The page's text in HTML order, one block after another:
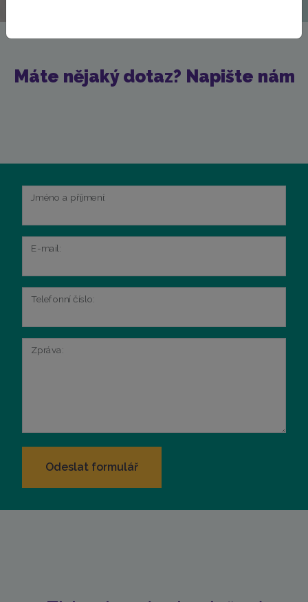
Máte nějaký dotaz? Napište nám
Jméno a příjmení:
E-mail:
Telefonní číslo:
Zpráva: